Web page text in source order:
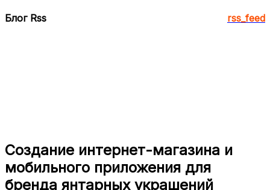
Блог Rss rss_feed
Создание интернет-магазина и
мобильного приложения для
бренда янтарных украшений